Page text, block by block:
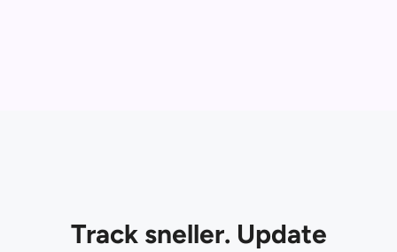
Track sneller. Update